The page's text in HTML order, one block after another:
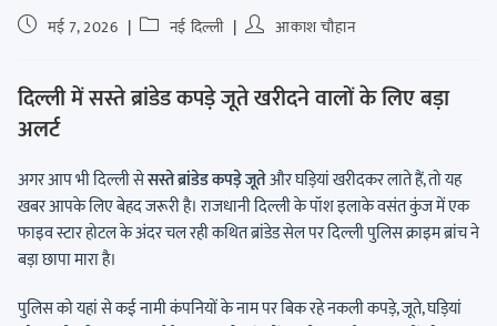
मई 7, 2026 नई दिल्ली आकाश चौहान
दिल्ली में सस्ते ब्रांडेड कपड़े जूते खरीदने वालों के लिए बड़ा
अलर्ट
अगर आप भी दिल्ली सेसस्ते ब्रांडेड कपड़े जूतेऔर घड़ियां खरीदकर लाते हैं, तो यह
खबर आपके लिए बेहद जरूरी है। राजधानी दिल्ली के पॉश इलाके वसंत कुंज में एक
फाइव स्टार होटल के अंदर चल रही कथित ब्रांडेड सेल पर दिल्ली पुलिस क्राइम ब्रांच ने
बड़ा छापा मारा है।
पुलिस को यहां से कई नामी कंपनियों के नाम पर बिक रहे नकली कपड़े, जूते, घड़ियां